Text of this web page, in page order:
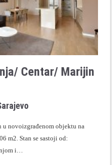
Centar/ Marijin
u novoizgrađenom objektu na
m2. Stan se sastoji od:
i…